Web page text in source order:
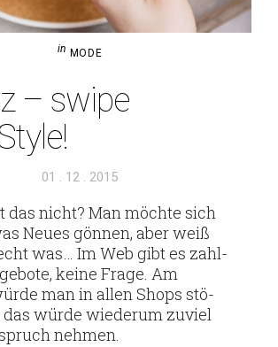
in MODE
– swipe
Veröffentlicht
01 . 12 . 2015
das nicht? Man möchte sich
Neues gönnen, aber weiß
was… Im Web gibt es zahl­
keine Frage. Am
man in allen Shops stö­
das würde wie­derum zuviel
nehmen.